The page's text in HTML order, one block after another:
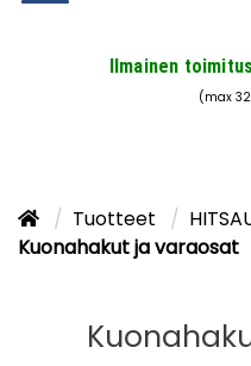
Ilmainen
(max
Tuotteet
Kuonahakut ja varaosat